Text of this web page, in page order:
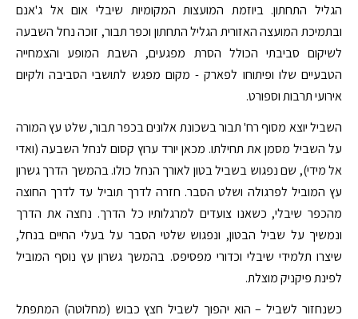
הגליל התחתון. ביוזמת המועצות המקומיות שיבלי אום אל ג'אנם
ובתמיכת המועצה האזורית הגליל התחתון וכפר תבור, זוכה נחל השבעה
לשיקום סביבתי הכולל הסרת מפגעים, השבת המופע והצמחייה
הטבעיים שלו ופיתוחו לפארק - מקום מפגש לתושבי הסביבה ולקיום
אירועי תרבות וספורט.
השביל יוצא מסוף רח' תבור בשכונת אלונים בכפר תבור, שלט עץ המורה
על השביל מסמן את תחילתו. מכאן יורד ערוץ קסום לנחל השבעה (ואדי
אל מידי), שם נפגוש בשביל בטון לאורך הנחל כולו. בהמשך הדרך גשרון
עץ המוביל לפרגולה ושלט הסבר. חזרה לדרך תוביל עד לדרך החוצה
מהכפר שיבלי, כשאנו צועדים למרגלותיו כל הדרך. נחצה את הדרך
ונמשיך על שביל הבטון, ונפגוש שלטי הסבר על בעלי החיים בנחל,
שיצרו תלמידי שיבלי וכדורי מפסיפס. בהמשך גשרון עץ נוסף המוביל
לפינת פיקניק מוצלת.
כשנחזור לשביל – הוא יהפוך לשביל חצץ כבוש (מחלוטה) המתפתל